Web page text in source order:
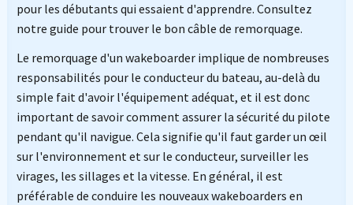
pour les débutants qui essaient d'apprendre. Consultez
notre guide pour trouver le bon câble de remorquage.
Le remorquage d'un wakeboarder implique de nombreuses
responsabilités pour le conducteur du bateau, au-delà du
simple fait d'avoir l'équipement adéquat, et il est donc
important de savoir comment assurer la sécurité du pilote
pendant qu'il navigue. Cela signifie qu'il faut garder un œil
sur l'environnement et sur le conducteur, surveiller les
virages, les sillages et la vitesse. En général, il est
préférable de conduire les nouveaux wakeboarders en